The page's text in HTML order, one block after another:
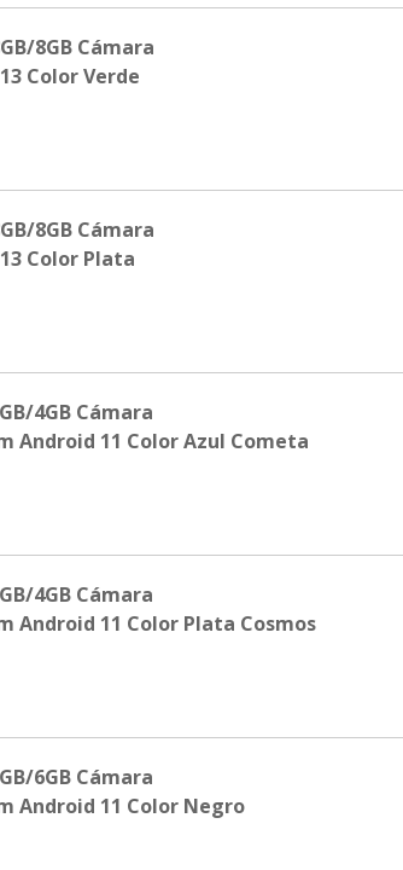
8GB Cámara
Color Verde
8GB Cámara
Color Plata
4GB Cámara
Android 11 Color Azul Cometa
4GB Cámara
Android 11 Color Plata Cosmos
6GB Cámara
Android 11 Color Negro